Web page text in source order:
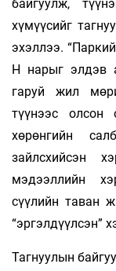
байгуулж,
хүмүүсийг
эхэллээ.
Н нарыг элдэв
гаруй жил
түүнээс олсон
хөрөнгийн
зайлсхийсэн
мэдээллийн
сүүлийн таван
“эргэлдүүлсэн”
Тагнуулын